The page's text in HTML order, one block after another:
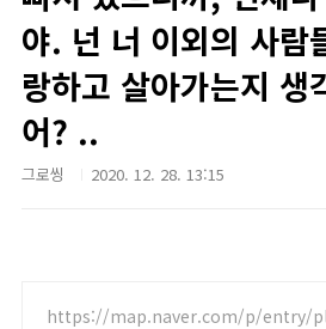
야. 넌 너 이외의 사람
랑하고 살아가는지 생
어? ..
그로씽 2020. 12. 28. 13:15
https://map.naver.com/p/entry/